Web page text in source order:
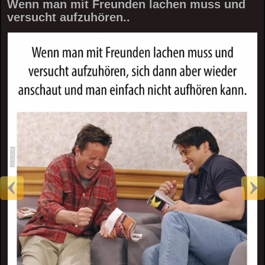
Wenn man mit Freunden lachen muss und
versucht aufzuhören..